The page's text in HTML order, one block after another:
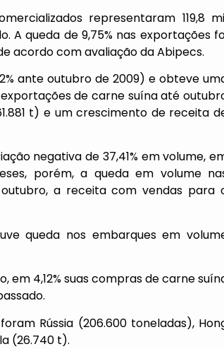
representaram 119,8
A queda de 9,75% nas exportações
acordo com avaliação da Abipecs.
ante outubro de 2009) e obteve
de carne suína até
t) e um crescimento de receita
negativa de 37,41% em volume,
porém, a queda em volume
a receita com vendas para
queda nos embarques em
em 4,12% suas compras de carne
Rússia (206.600 toneladas),
(26.740 t).